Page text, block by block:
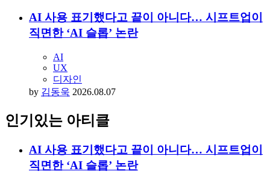
AI 사용 표기했다고 끝이 아니다… 시프트업이
직면한 ‘AI 슬롭’ 논란
AI
UX
디자인
by 김동욱 2026.08.07
인기있는 아티클
AI 사용 표기했다고 끝이 아니다… 시프트업이
직면한 ‘AI 슬롭’ 논란